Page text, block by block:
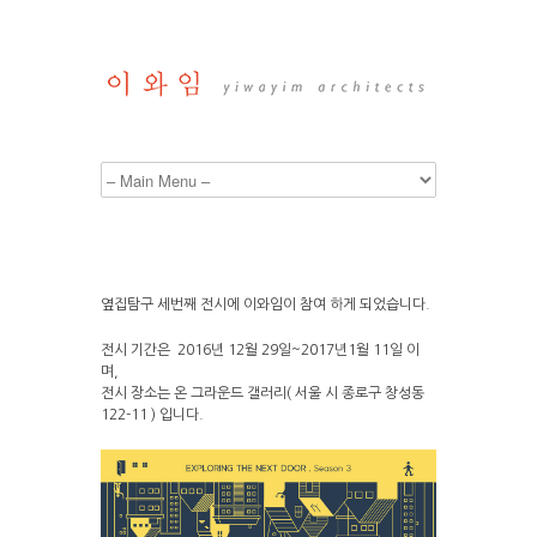
옆집탐구 세번째 전시에 이와임이 참여 하게 되었습니다.
전시 기간은 2016년 12월 29일~2017년1월 11일 이
며,
전시 장소는 온 그라운드 갤러리( 서울 시 종로구 창성동
122-11 ) 입니다.